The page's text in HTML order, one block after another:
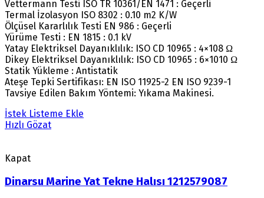
Vettermann Testi ISO TR 10361/EN 1471 : Geçerli
Termal İzolasyon ISO 8302 : 0.10 m2 K/W
Ölçüsel Kararlılık Testi EN 986 : Geçerli
Yürüme Testi : EN 1815 : 0.1 kV
Yatay Elektriksel Dayanıklılık: ISO CD 10965 : 4×108 Ω
Dikey Elektriksel Dayanıklılık: ISO CD 10965 : 6×1010 Ω
Statik Yükleme : Antistatik
Ateşe Tepki Sertifikası: EN ISO 11925-2 EN ISO 9239-1
Tavsiye Edilen Bakım Yöntemi: Yıkama Makinesi.
İstek Listeme Ekle
Hızlı Gözat
Kapat
Dinarsu Marine Yat Tekne Halısı 1212579087